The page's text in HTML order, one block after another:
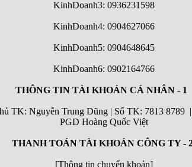
KinhDoanh3: 0936231598
KinhDoanh4: 0904627066
KinhDoanh5: 0904648645
KinhDoanh6: 0902164766
THÔNG TIN TÀI KHOẢN CÁ NHÂN - 1
TK: Nguyễn Trung Dũng | Số TK: 7813 8789
PGD Hoàng Quốc Việt
THANH TOÁN TÀI KHOẢN CÔNG TY -
[Thông tin chuyển khoản]